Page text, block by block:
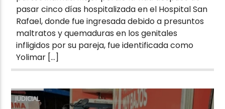
pasar cinco días hospitalizada en el Hospital San
Rafael, donde fue ingresada debido a presuntos
maltratos y quemaduras en los genitales
infligidos por su pareja, fue identificada como
Yolimar […]
JUDICIAL